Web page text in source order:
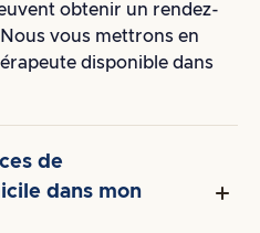
obtenir un rendez-
vous mettrons en
disponible dans
de
dans mon